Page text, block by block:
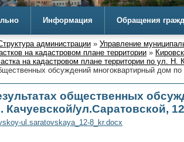
Информация Обращения
администрации » Управление
на кадастровом плане территории »
на кадастровом плане территории по ул.
обсуждений многоквартирный дом
общественных
Качуевской/ул.Саратовской,
ul.saratovskaya_12-8_kr.docx